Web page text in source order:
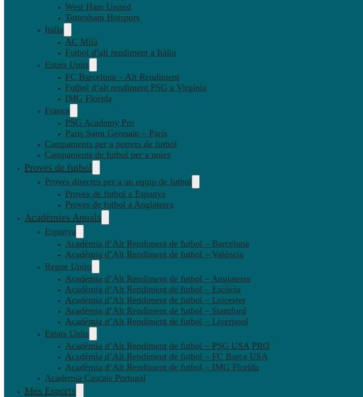
West Ham United
Tottenham Hotspurs
Itàlia
AC Milà
Futbol d’alt rendiment a Itàlia
Estats Units
FC Barcelona – Alt Rendiment
Futbol d’alt rendiment PSG a Virgínia
IMG Florida
França
PSG Academy Pro
Paris Saint Germain – Paris
Campaments per a porters de futbol
Campaments de futbol per a noies
Proves de futbol
Proves directes per a un equip de futbol
Proves de futbol a Espanya
Proves de futbol a Anglaterra
Acadèmies Anuals
Espanya
Acadèmia d’Alt Rendiment de futbol – Barcelona
Acadèmia d’Alt Rendiment de futbol – València
Regne Unito
Acadèmia d’Alt Rendiment de futbol – Anglaterra
Acadèmia d’Alt Rendiment de futbol – Escòcia
Acadèmia d’Alt Rendiment de futbol – Leicester
Acadèmia d’Alt Rendiment de futbol – Stamford
Acadèmia d’Alt Rendiment de futbol – Liverpool
Estats Units
Acadèmia d’Alt Rendiment de futbol – PSG USA PRO
Acadèmia d’Alt Rendiment de futbol – FC Barça USA
Acadèmia d’Alt Rendiment de futbol – IMG Florida
Acadèmia Cascais Portugal
Més Esports